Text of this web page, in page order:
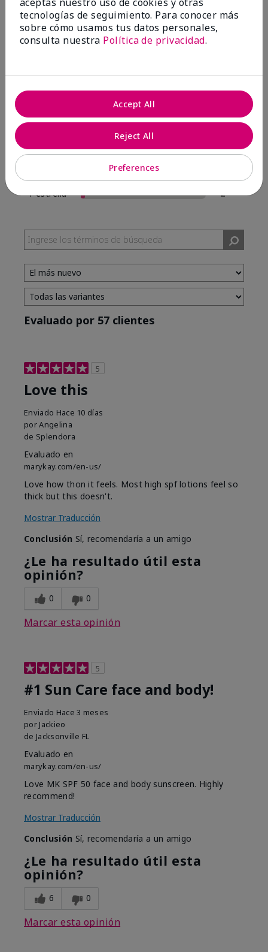
Escribir Una Opinión
3 estrellas
1
1 estrella
2
Evaluado por 57 clientes
5
Love this
Enviado Hace 10 días
porAngelina
de Splendora
Evaluado en
marykay.com/en-us/
Love how thon it feels. Most high spf lotions feel so
thick but this doesn't.
Mostrar Traducción
Conclusión Sí, recomendaría a un amigo
¿Le ha resultado útil esta
opinión?
0 0
Marcar esta opinión
5
#1 Sun Care face and body!
Enviado Hace 3 meses
por Jackieo
de Jacksonville FL
Evaluado en
marykay.com/en-us/
Love MK SPF 50 face and body sunscreen. Highly
recommend!
Mostrar Traducción
Conclusión Sí, recomendaría a un amigo
¿Le ha resultado útil esta
opinión?
6 0
Marcar esta opinión
tecnologías de seguimiento. Para conocer más
sobre cómo usamos tus datos personales,
consulta nuestra Política de privacidad.
Preferences
Reject All
Accept All